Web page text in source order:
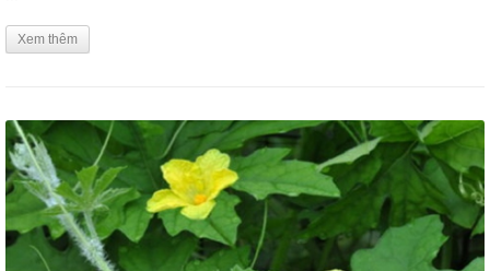
Xem thêm